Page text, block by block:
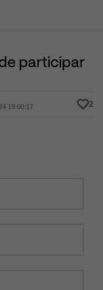
participar
19:00:17 2